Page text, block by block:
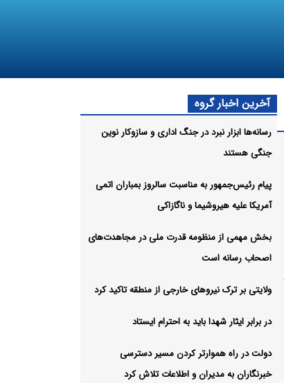
آخرین اخبار گروه
رسانه‌ها ابزار نبرد در جنگ اداری و سازوکار نوین
جنگی هستند
پیام رئیس‌جمهور به مناسبت سالروز بمباران اتمی
آمریکا علیه هیروشیما و ناگازاکی
بخش مهمی از منظومه قدرت ملی در مجاهدت‌های
اصحاب رسانه است
ولایتی بر ترک نیروهای خارجی از منطقه تاکید کرد
در برابر ایثار شهدا باید به احترام ایستاد
دولت در راه هموارتر کردن مسیر دسترسی
خبرنگاران به مدیران و اطلاعات تلاش کرد